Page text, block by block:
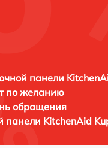
панели
по желанию
обращения
панели KitchenAid